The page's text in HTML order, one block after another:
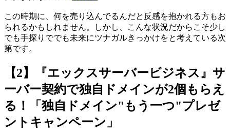
この時期に、何を売り込んでるんだと反感を抱かれる方もお
られるかもしれません。しかし、こんな状況だからこそ少し
でも手探りででも未来にツナガルきっかけをと考えている次
第です。
【2】『エックスサーバービジネス』サ
ーバー契約で独自ドメインが2個もらえ
る！「独自ドメイン"もう一つ"プレゼ
ントキャンペーン」